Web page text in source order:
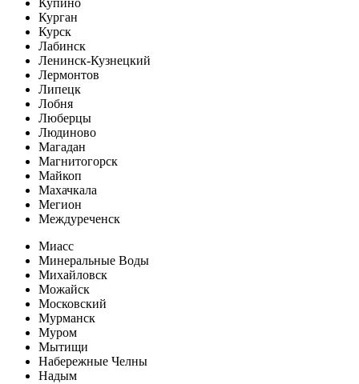
Курган
Курск
Лабинск
Ленинск-Кузнецкий
Лермонтов
Липецк
Лобня
Люберцы
Людиново
Магадан
Магнитогорск
Майкоп
Махачкала
Мегион
Междуреченск
Миасс
Минеральные Воды
Михайловск
Можайск
Московский
Мурманск
Муром
Мытищи
Набережные Челны
Надым